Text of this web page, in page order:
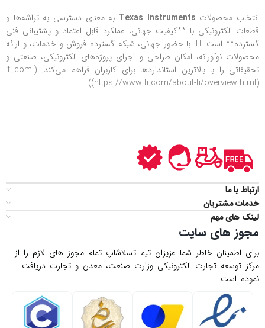
انتخاب محصولات Texas Instruments به معنای دسترسی به تراشه‌ها و
قطعات الکترونیکی با **کیفیت جهانی، عملکرد قابل اعتماد و پشتیبانی فنی
گسترده** است. TI با حضور جهانی، شبکه گسترده فروش و خدمات، و ارائه
محصولات نوآورانه، امکان طراحی و اجرای پروژه‌های الکترونیکی، صنعتی و
تحقیقاتی را با بالاترین استانداردها برای کاربران فراهم می‌کند. ([ti.com]
(https://www.ti.com/about-ti/overview.html))
ارتباط با ما
خدمات مشتریان
لینک های مهم
مجوز های سایت
برای اطمینان خاطر شما عزیزان تیم تسلاشاپ تمام مجوز های لازم را از
مركز توسعه تجارت الكترونیكی وزارت صنعت، معدن و تجارت دریافت
نموده است.